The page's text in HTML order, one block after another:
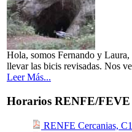
Hola, somos Fernando y Laura,
llevar las bicis revisadas. Nos
Leer Más...
Horarios RENFE/FEVE
RENFE Cercanias,